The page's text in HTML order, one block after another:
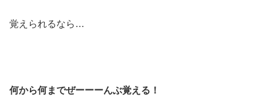
覚えられるなら…
何から何までぜーーーんぶ覚える！